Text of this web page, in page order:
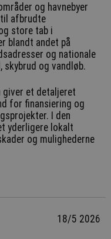
og havnebyer
afbrudte
store tab i
blandt andet på
og nationale
og vandløb.
giver et detaljeret
for finansiering og
I den
yderligere lokalt
og mulighederne
18/5 2026